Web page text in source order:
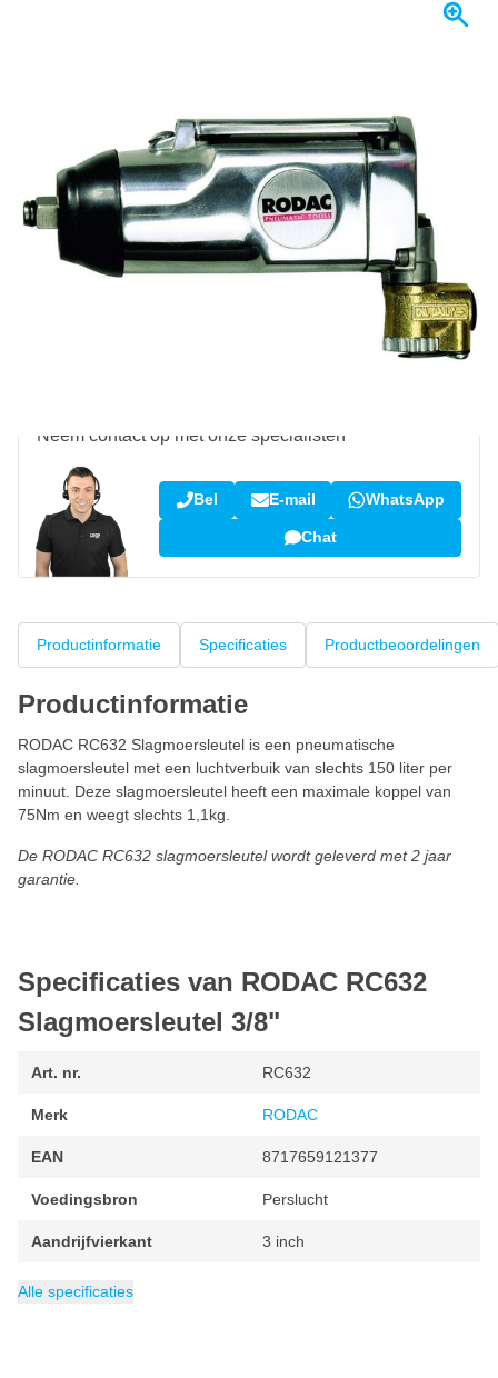
incl. BTW
Aantal
In mijn winkelwagen
Voor 23:59 uur besteld,morgen bezorgd
Gratis bezorgd
Neem contact op met onze specialisten
Bel E-mail WhatsApp
Chat
Productinformatie Specificaties Productbeoordelingen
Productinformatie
RODAC RC632 Slagmoersleutel is een pneumatische
slagmoersleutel met een luchtverbuik van slechts 150 liter per
minuut. Deze slagmoersleutel heeft een maximale koppel van
75Nm en weegt slechts 1,1kg.
De RODAC RC632 slagmoersleutel wordt geleverd met 2 jaar
garantie.
Specificaties van RODAC RC632
Slagmoersleutel 3/8"
Art. nr. RC632
Merk RODAC
EAN 8717659121377
Voedingsbron Perslucht
Aandrijfvierkant 3 inch
Verpakking
Gewicht
Max. boutcapaciteit
Luchtverbruik
Minimum toerental
Maximale snelheid
Categorie
Alle specificaties